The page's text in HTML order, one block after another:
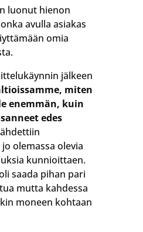
luonut hienon
avulla asiakas
omia
jälkeen
miten
enemmän, kuin
edes
olemassa olevia
kunnioittaen.
saada pihan pari
mutta kahdessa
moneen kohtaan